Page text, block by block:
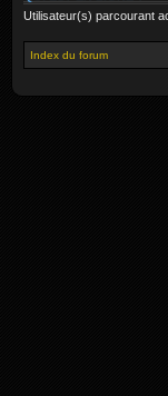
Utilisateur(s) parcourant
Index du forum